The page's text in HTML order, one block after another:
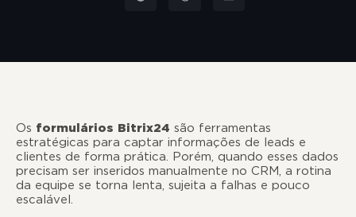
Os formulários Bitrix24 são ferramentas
estratégicas para captar informações de leads e
clientes de forma prática. Porém, quando esses dados
precisam ser inseridos manualmente no CRM, a rotina
da equipe se torna lenta, sujeita a falhas e pouco
escalável.